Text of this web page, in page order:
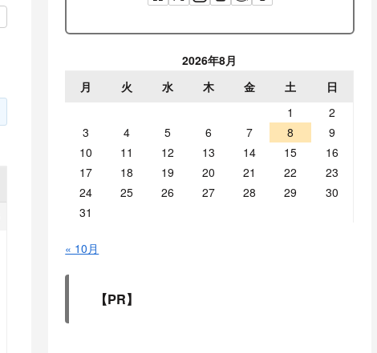
2026年8月
月
火 水 木 金 土
日
1
2
3
4 5 6 7 8
9
10
11 12 13 14 15
16
17
18 19 20 21 22
23
24
25 26 27 28 29
30
31
« 10月
【PR】